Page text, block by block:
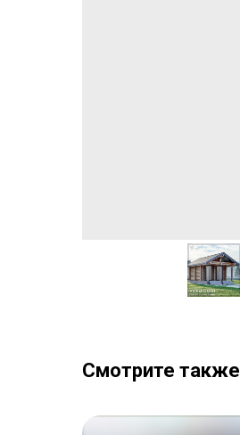
Смотрите также